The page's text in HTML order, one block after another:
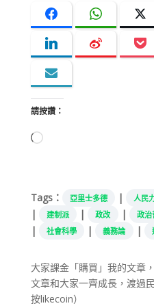
請按讚：
正
Tags：
亞里士多德 | 人民
| 建制派 | 政改 | 政治
| 社會科學 | 義務論 |
大家課金「購買」我的文章
文章和大家一齊成長，渡過
按likecoin）